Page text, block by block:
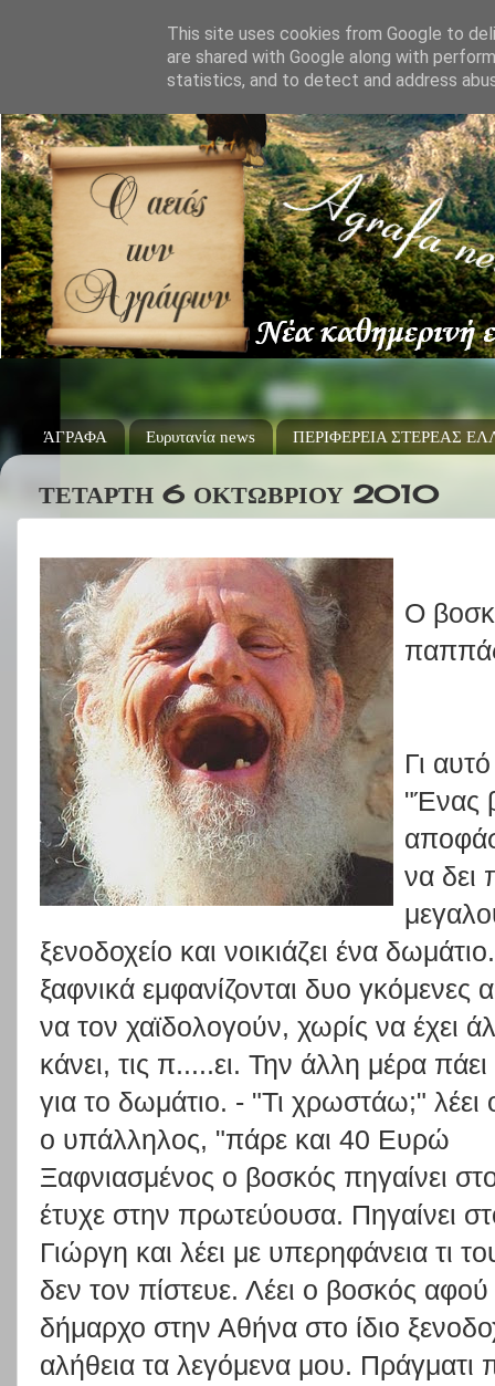
ΆΓΡΑΦΑ Ευρυτανία news ΠΕΡΙΦΕΡΕΙΑ ΣΤΕΡΕΑΣ
ΤΕΤΆΡΤΗ 6 ΟΚΤΩΒΡΊΟΥ 2010
Ο
Γι
"Ένας
να δει
ξενοδοχείο και νοικιάζει ένα
ξαφνικά εμφανίζονται δυο γκόμενες
να τον χαϊδολογούν, χωρίς να έχει
κάνει, τις π.....ει. Την άλλη μέρα
για το δωμάτιο. - "Τι χρωστάω;"
ο υπάλληλος, "πάρε και 40 Ευρώ
Ξαφνιασμένος ο βοσκός πηγαίνει
έτυχε στην πρωτεύουσα. Πηγαίνει
Γιώργη και λέει με υπερηφάνεια τι
δεν τον πίστευε. Λέει ο βοσκός αφού
δήμαρχο στην Αθήνα στο ίδιο
αλήθεια τα λεγόμενα μου. Πράγματι
This site uses cookies from Google to
are shared with Google along with
statistics, and to detect and address